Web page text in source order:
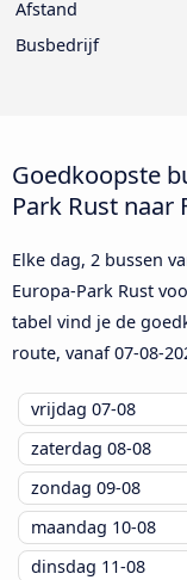
Afstand
Busbedrijf
Goedkoopste
Park Rust
Elke dag, 2 bussen
Europa-Park Rust
tabel vind je de
route, vanaf07-08-
vrijdag 07-08
zaterdag 08-08
zondag 09-08
maandag 10-08
dinsdag 11-08